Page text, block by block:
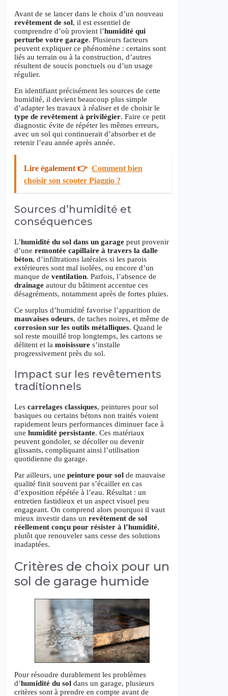
Avant de se lancer dans le choix d’un nouveau
revêtement de sol, il est essentiel de
comprendre d’où provient l’humidité qui
perturbe votre garage. Plusieurs facteurs
peuvent expliquer ce phénomène : certains sont
liés au terrain ou à la construction, d’autres
résultent de soucis ponctuels ou d’un usage
régulier.
En identifiant précisément les sources de cette
humidité, il devient beaucoup plus simple
d’adapter les travaux à réaliser et de choisir le
type de revêtement à privilégier. Faire ce petit
diagnostic évite de répéter les mêmes erreurs,
avec un sol qui continuerait d’absorber et de
retenir l’eau année après année.
Lire également 👉 Comment bien
choisir son scooter Piaggio ?
Sources d’humidité et
conséquences
L’humidité du sol dans un garage peut provenir
d’une remontée capillaire à travers la dalle
béton, d’infiltrations latérales si les parois
extérieures sont mal isolées, ou encore d’un
manque de ventilation. Parfois, l’absence de
drainage autour du bâtiment accentue ces
désagréments, notamment après de fortes pluies.
Ce surplus d’humidité favorise l’apparition de
mauvaises odeurs, de taches noires, et même de
corrosion sur les outils métalliques. Quand le
sol reste mouillé trop longtemps, les cartons se
délitent et la moisissure s’installe
progressivement près du sol.
Impact sur les revêtements
traditionnels
Les carrelages classiques, peintures pour sol
basiques ou certains bétons non traités voient
rapidement leurs performances diminuer face à
une humidité persistante. Ces matériaux
peuvent gondoler, se décoller ou devenir
glissants, compliquant ainsi l’utilisation
quotidienne du garage.
Par ailleurs, une peinture pour sol de mauvaise
qualité finit souvent par s’écailler en cas
d’exposition répétée à l’eau. Résultat : un
entretien fastidieux et un aspect visuel peu
engageant. On comprend alors pourquoi il vaut
mieux investir dans un revêtement de sol
réellement conçu pour résister à l’humidité,
plutôt que renouveler sans cesse des solutions
inadaptées.
Critères de choix pour un
sol de garage humide
Pour résoudre durablement les problèmes
d’humidité du sol dans un garage, plusieurs
critères sont à prendre en compte avant de